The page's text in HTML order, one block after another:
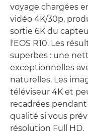
voyage chargées
vidéo 4K/30p,
sortie 6K du
l'EOS R10. Les
superbes : une
exceptionnelles
naturelles. Les
téléviseur 4K et
recadrées
qualité si vous
résolution Full HD.